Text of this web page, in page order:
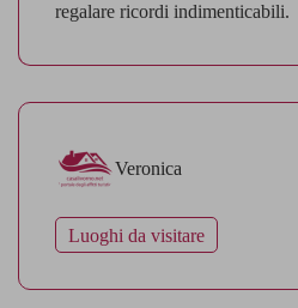
regalare ricordi indimenticabili.
Veronica
Luoghi da visitare